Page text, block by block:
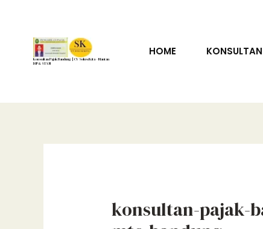
konten
Konsultan Pajak Bandung | CV Solusi Kita – Mantan
DJP & STAN
HOME KONSULTAN
konsultan-pajak-